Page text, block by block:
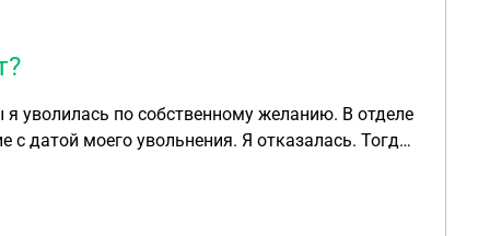
моего увольнения. Я отказалась. Тогда